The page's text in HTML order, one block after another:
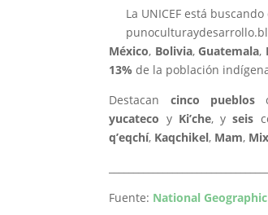
La UNICEF está
México, Bolivia,Guatemala,
13% de la población
Destacan cinco pueblos
yucateco y Ki’che, yseis
q’eqchí, Kaqchikel, Mam,
Fuente: National